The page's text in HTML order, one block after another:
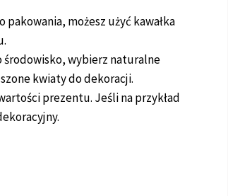
możesz użyć kawałka
środowisko, wybierz naturalne
kwiaty do dekoracji.
prezentu. Jeśli na przykład